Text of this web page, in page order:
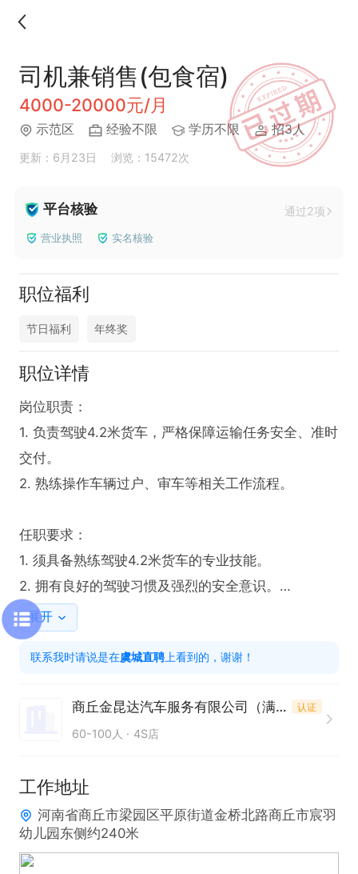
司机兼销售(包食宿)
4000-20000元/月
示范区 经验不限 学历不限 招3人
更新：6月23日 浏览：15472次
平台核验 通过2项
营业执照 实名核验
职位福利
节日福利 年终奖
职位详情
岗位职责：
1. 负责驾驶4.2米货车，严格保障运输任务安全、准时
交付。
2. 熟练操作车辆过户、审车等相关工作流程。
任职要求：
1. 须具备熟练驾驶4.2米货车的专业技能。
2. 拥有良好的驾驶习惯及强烈的安全意识。
工作时间：長白班
等。在这里，你将拥有稳定的工作环境与广阔的职业
发展空间。若你对驾驶工作满怀热忱且具备熟练的货
展开
联系我时请说是在虞城直聘 上看到的，谢谢！
商丘金昆达汽车服务有限公司（满意二手车） 认证
60-100人 4S店
工作地址
河南省商丘市梁园区平原街道金桥北路商丘市宸羽
幼儿园东侧约240米